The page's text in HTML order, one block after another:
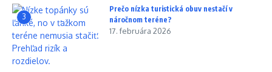
3
Prečo nízka turistická obuv nestačí v
náročnom teréne?
17. februára 2026